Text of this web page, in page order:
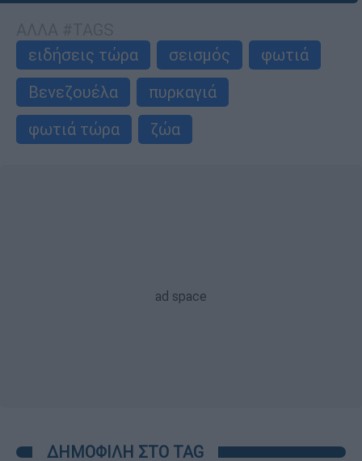
ειδήσεις τώρα
σεισμός
φωτιά
Βενεζουέλα
πυρκαγιά
φωτιά τώρα
ζώα
ΔΗΜΟΦΙΛΗ ΣΤΟ TAG